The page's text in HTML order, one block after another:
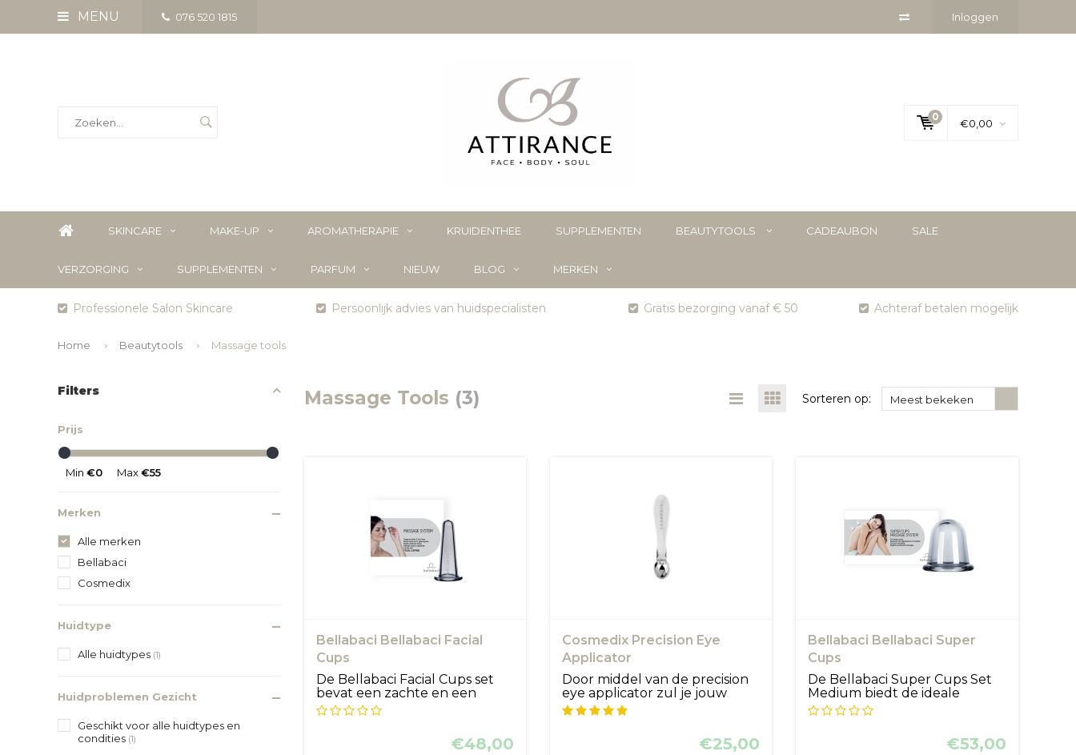
MENU 076 520 1815 Inloggen
0
€0,00
SKINCARE MAKE-UP AROMATHERAPIE KRUIDENTHEE SUPPLEMENTEN BEAUTYTOOLS CADEAUBON SALE
VERZORGING SUPPLEMENTEN PARFUM NIEUW BLOG MERKEN
Professionele Salon Skincare Persoonlijk advies van huidspecialisten Gratis bezorging vanaf € 50 Achteraf betalen mogelijk
Home Beautytools Massage tools
Filters
Prijs
Min €0 Max€55
Merken
Alle merken
Bellabaci
Cosmedix
Huidtype
Alle huidtypes (1)
Huidproblemen Gezicht
Geschikt voor alle huidtypes en
condities (1)
Massage Tools (3) Sorteren op: Meest bekeken
Bellabaci Bellabaci Facial
Cups
De Bellabaci Facial Cups set
bevat een zachte en een
harde g...
€48,00
Cosmedix Precision Eye
Applicator
Door middel van de precision
eye applicator zul je jouw
oogc...
€25,00
Bellabaci Bellabaci Super
Cups
De Bellabaci Super Cups Set
Medium biedt de ideale
middenweg...
€53,00